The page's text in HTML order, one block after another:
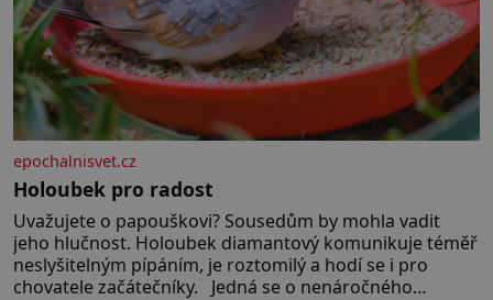
epochalnisvet.cz
Holoubek pro radost
Uvažujete o papouškovi? Sousedům by mohla vadit
jeho hlučnost. Holoubek diamantový komunikuje téměř
neslyšitelným pípáním, je roztomilý a hodí se i pro
chovatele začátečníky. Jedná se o nenáročného